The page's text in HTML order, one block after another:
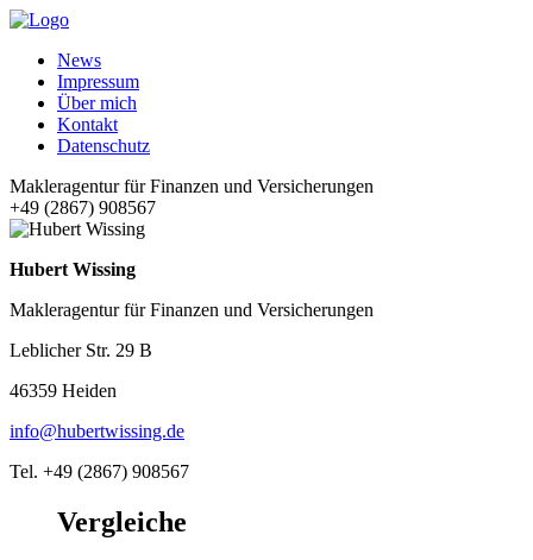
News
Impressum
Über mich
Kontakt
Datenschutz
Makleragentur für Finanzen und Versicherungen
+49 (2867) 908567
Hubert Wissing
Makleragentur für Finanzen und Versicherungen
Leblicher Str. 29 B
46359 Heiden
info@hubertwissing.de
Tel. +49 (2867) 908567
Vergleiche